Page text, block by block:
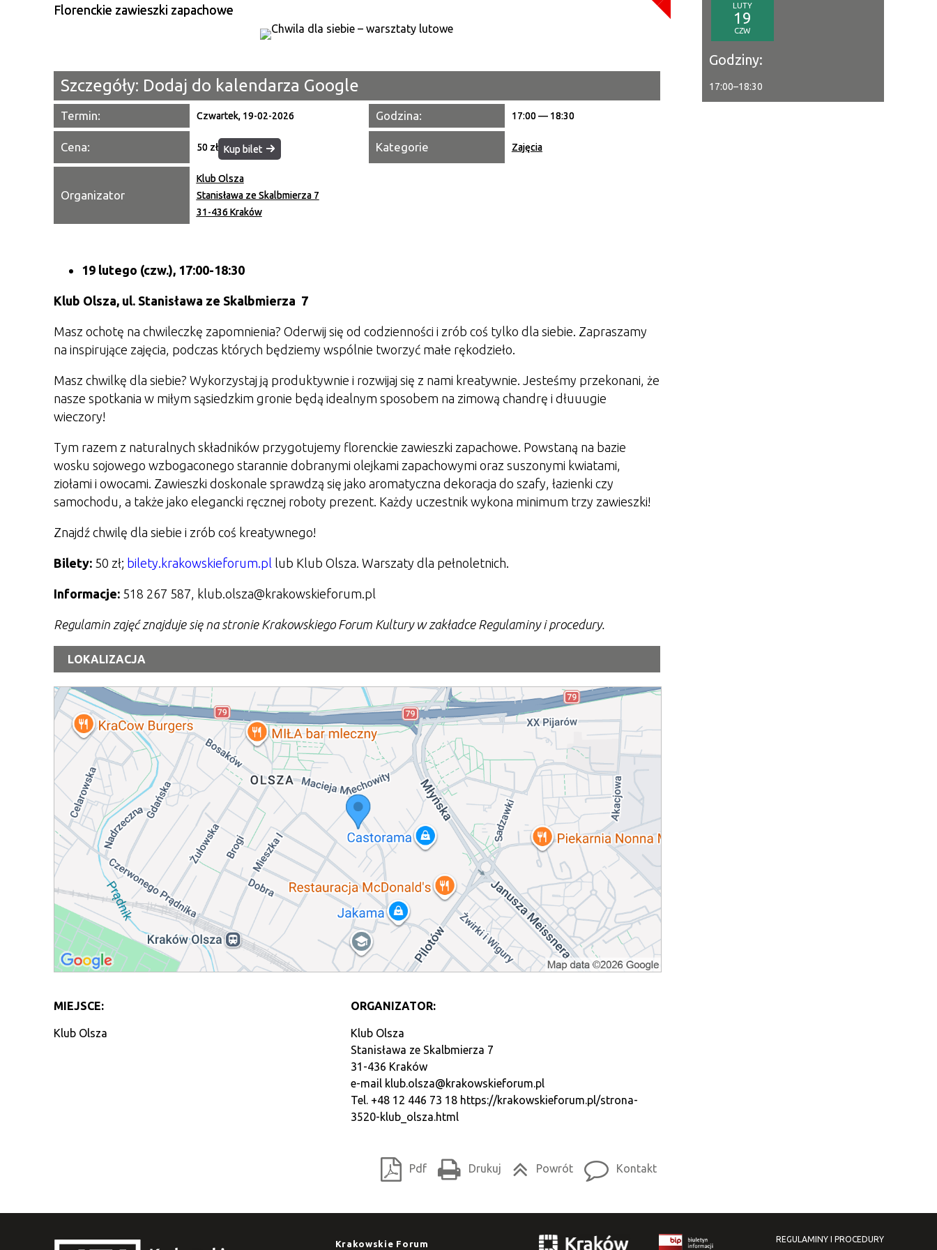
Florenckie zawieszki zapachowe
Szczegóły: Dodaj do kalendarza Google
Termin: Czwartek, 19-02-2026 Godzina: 17:00 — 18:30
Cena: 50 zł Kup bilet Kategorie Zajęcia
Organizator
Klub Olsza
Stanisława ze Skalbmierza 7
31-436 Kraków
19 lutego (czw.), 17:00-18:30
Klub Olsza, ul. Stanisława ze Skalbmierza 7
Masz ochotę na chwileczkę zapomnienia? Oderwij się od codzienności i zrób coś tylko dla siebie. Zapraszamy
na inspirujące zajęcia, podczas których będziemy wspólnie tworzyć małe rękodzieło.
Masz chwilkę dla siebie? Wykorzystaj ją produktywnie i rozwijaj się z nami kreatywnie. Jesteśmy przekonani, że
nasze spotkania w miłym sąsiedzkim gronie będą idealnym sposobem na zimową chandrę i dłuuugie
wieczory!
Tym razem z naturalnych składników przygotujemy florenckie zawieszki zapachowe. Powstaną na bazie
wosku sojowego wzbogaconego starannie dobranymi olejkami zapachowymi oraz suszonymi kwiatami,
ziołami i owocami. Zawieszki doskonale sprawdzą się jako aromatyczna dekoracja do szafy, łazienki czy
samochodu, a także jako elegancki ręcznej roboty prezent. Każdy uczestnik wykona minimum trzy zawieszki!
Znajdź chwilę dla siebie i zrób coś kreatywnego!
Bilety:50 zł; bilety.krakowskieforum.pl lub Klub Olsza. Warszaty dla pełnoletnich.
Informacje:518 267 587, klub.olsza@krakowskieforum.pl
Regulamin zajęć znajduje się na stronie Krakowskiego Forum Kultury w zakładce Regulaminy i procedury.
LOKALIZACJA
MIEJSCE:
Klub Olsza
ORGANIZATOR:
Klub Olsza
Stanisława ze Skalbmierza 7
31-436 Kraków
e-mail klub.olsza@krakowskieforum.pl
Tel. +48 12 446 73 18 https://krakowskieforum.pl/strona-
3520-klub_olsza.html
Pdf Drukuj Powrót Kontakt
LUTY
19
CZW
Godziny:
17:00–18:30
Krakowskie Forum REGULAMINY I PROCEDURY